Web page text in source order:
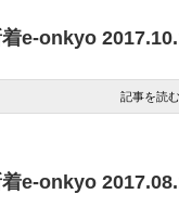
e-onkyo
記事を読む
e-onkyo